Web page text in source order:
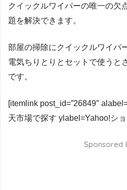
クイックルワイパーの唯一の欠
題を解決できます。
部屋の掃除にクイックルワイパ
電気ちりとりとセットで使うと
です。
[itemlink post_id=”26849″
天市場で探す ylabel=Yahoo!シ
Sponsored